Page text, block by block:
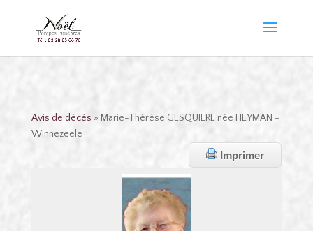
Avis de décès » Marie-Thérèse GESQUIERE née HEYMAN -
Winnezeele
Imprimer